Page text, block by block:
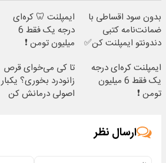
بدون سود اقساطی با
ضمانت‌نامه کتبی
دندونتو ایمپلنت کن✅
ایمپلنت 🦷 کره‌ای
درجه یک فقط 6
میلیون تومن ❗
ایمپلنت کره‌ای درجه
یک فقط 6 میلیون
تومن ❗
تا کی می‌خوای قرص
زانودرد بخوری؟ یکبار
اصولی درمانش کن
ارسال نظر